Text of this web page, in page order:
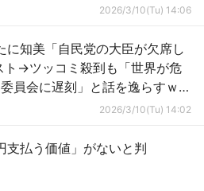
2026/3/10(Tu) 14:06
に知美「自民党の大臣が欠席し
ト→ツッコミ殺到も「世界が危
員会に遅刻」と話を逸らすｗｗ
2026/3/10(Tu) 14:02
支払う価値」がないと判